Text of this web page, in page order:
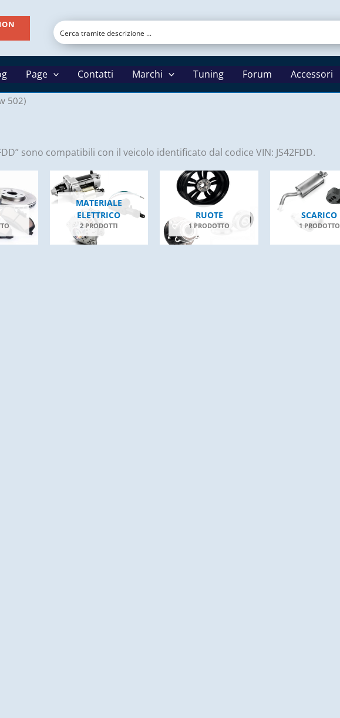
Page Contatti Marchi Tuning Forum Accessori
502)
sono compatibili con il veicolo identificato dal codice VIN: JS42FDD.
MATERIALE
ELETTRICO
2 PRODOTTI
RUOTE
1 PRODOTTO
SCARICO
1 PRODOTTO